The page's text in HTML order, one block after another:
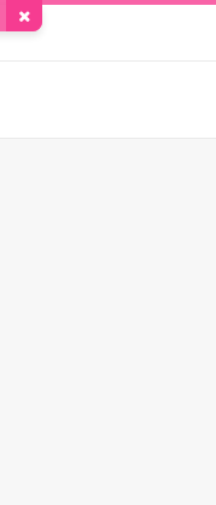
Cookie entfernen